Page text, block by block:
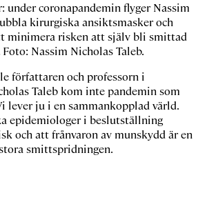
under coronapandemin flyger Nassim
kirurgiska ansiktsmasker och
minimera risken att själv bli smittad
Nassim Nicholas Taleb.
författaren och professorn i
Taleb kom inte pandemin som
lever ju i en sammankopplad värld.
epidemiologer i beslutställning
och att frånvaron av munskydd är en
smittspridningen.